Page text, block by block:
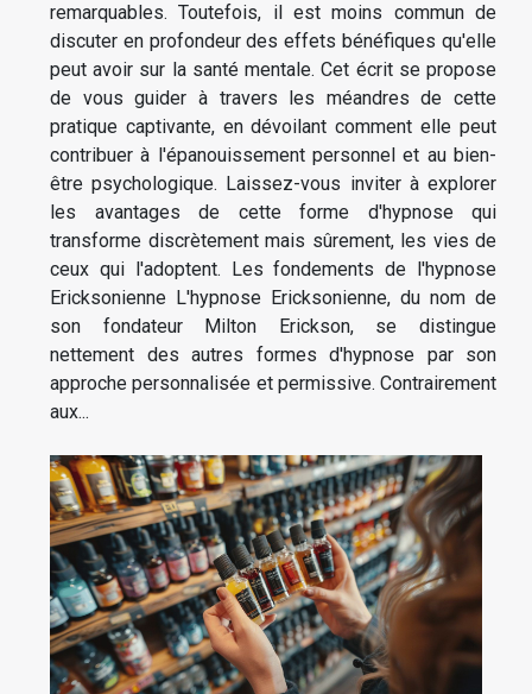
remarquables. Toutefois, il est moins commun de
discuter en profondeur des effets bénéfiques qu'elle
peut avoir sur la santé mentale. Cet écrit se propose
de vous guider à travers les méandres de cette
pratique captivante, en dévoilant comment elle peut
contribuer à l'épanouissement personnel et au bien-
être psychologique. Laissez-vous inviter à explorer
les avantages de cette forme d'hypnose qui
transforme discrètement mais sûrement, les vies de
ceux qui l'adoptent. Les fondements de l'hypnose
Ericksonienne L'hypnose Ericksonienne, du nom de
son fondateur Milton Erickson, se distingue
nettement des autres formes d'hypnose par son
approche personnalisée et permissive. Contrairement
aux...